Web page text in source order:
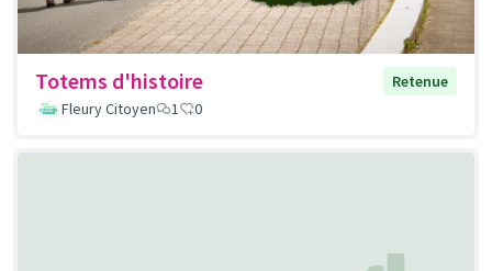
Totems d'histoire
Retenue
Fleury Citoyen
1 0